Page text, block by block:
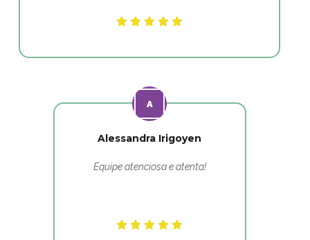
Alessandra Irigoyen
Equipe atenciosa e atenta!